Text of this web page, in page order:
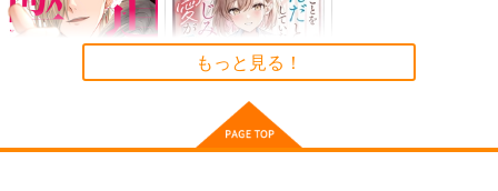
人類最古と人類最後 I
ギルガメッシュ〔キャスター〕×ぐだ子
FGO OEKAKI Rando
たけさと
円（税込）
Fate/Grand Order
Fate/Grand Order ma
TYPE-MOON
もっと見る！